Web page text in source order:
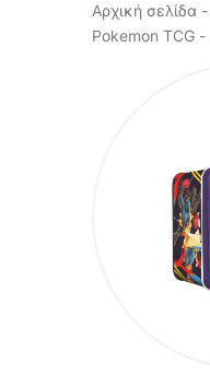
Αρχική σελίδα
Pokemon TCG